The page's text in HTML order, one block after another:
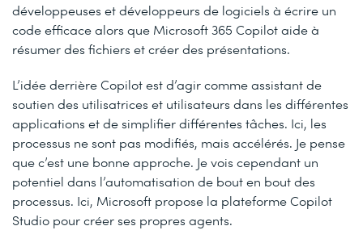
développeuses et développeurs de logiciels à écrire un
code efficace alors que Microsoft 365 Copilot aide à
résumer des fichiers et créer des présentations.
L’idée derrière Copilot est d’agir comme assistant de
soutien des utilisatrices et utilisateurs dans les différentes
applications et de simplifier différentes tâches. Ici, les
processus ne sont pas modifiés, mais accélérés. Je pense
que c’est une bonne approche. Je vois cependant un
potentiel dans l’automatisation de bout en bout des
processus. Ici, Microsoft propose la plateforme Copilot
Studio pour créer ses propres agents.